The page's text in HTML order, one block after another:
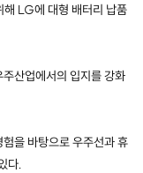
LG에 대형 배터리 납품
산업에서의 입지를 강화
을 바탕으로 우주선과 휴
다.